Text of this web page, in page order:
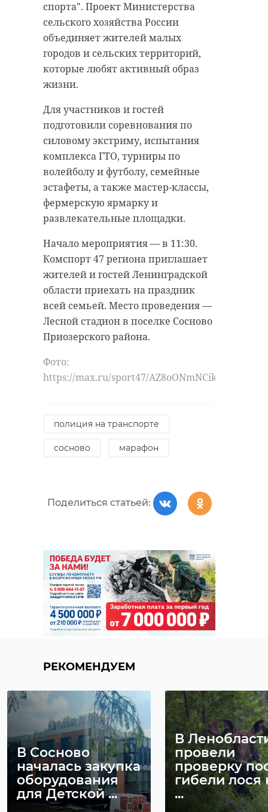
спорта". Проект Министерства
сельского хозяйства России
объединяет жителей малых
городов и сельских территорий,
которые любят активный образ
жизни.
Для участников и гостей
подготовили соревнования по
силовому экстриму, испытания
комплекса ГТО, турниры по
волейболу и футболу, семейные
эстафеты, а также мастер-классы,
фермерскую ярмарку и
развлекательные площадки.
Начало мероприятия — в 11:30.
Комспорт 47 региона приглашает
жителей и гостей Ленинградской
области приехать на праздник
всей семьей. Место проведения —
Лесной стадион в поселке Сосново
Приозерского района.
Фото:
https://max.ru/sport47/AZ8oONmNCik
полиция на транспорте
сосново марафон
Поделиться статьей:
РЕКОМЕНДУЕМ
В Сосново
началась закупка
оборудования
для Детской ...
В
провели
проверку
гибели лося
...